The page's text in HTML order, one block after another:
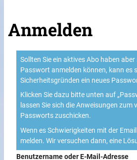
Anmelden
Sollten Sie ein aktives Abo haben
Passwort anmelden können, kann es
Sicherheitsgründen ein neues
Klicken Sie dazu bitte unten auf
lassen Sie sich die Anweisungen zum
Passworts zuschicken.
Wenn es Schwierigkeiten mit der
melden. Wir versuchen dann, eine
Benutzername oder E-Mail-Adresse